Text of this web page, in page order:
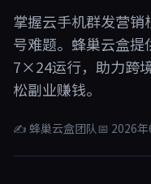
掌握云手机群发营
号难题。蜂巢云盒提
7×24运行，助力跨
松副业赚钱。
✍ 蜂巢云盒团队📅 2026